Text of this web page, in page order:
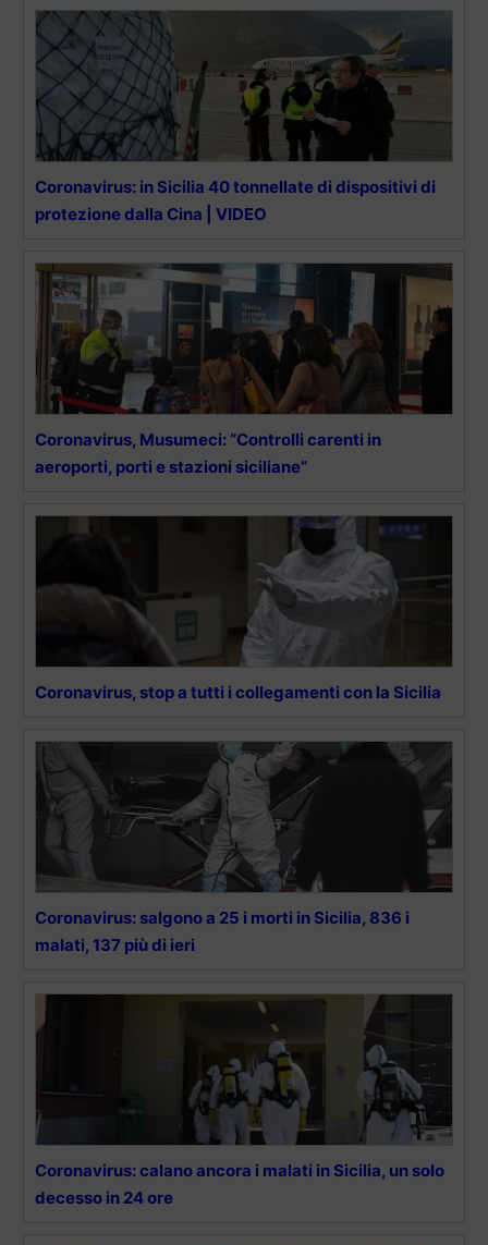
Coronavirus: in Sicilia 40 tonnellate di dispositivi di
protezione dalla Cina | VIDEO
Coronavirus, Musumeci: “Controlli carenti in
aeroporti, porti e stazioni siciliane”
Coronavirus, stop a tutti i collegamenti con la Sicilia
Coronavirus: salgono a 25 i morti in Sicilia, 836 i
malati, 137 più di ieri
Coronavirus: calano ancora i malati in Sicilia, un solo
decesso in 24 ore